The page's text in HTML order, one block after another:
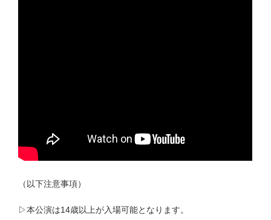
（以下注意事項）
▷本公演は14歳以上が入場可能となります。